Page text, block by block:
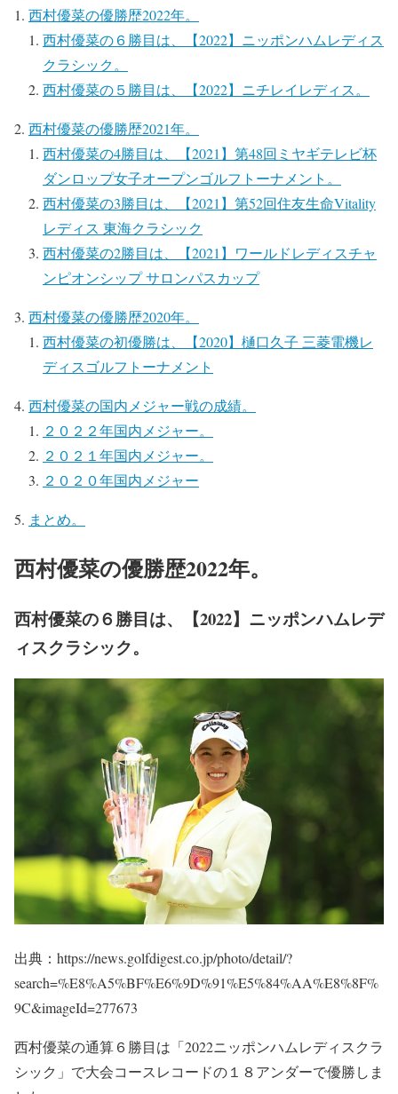
西村優菜の優勝歴2022年。
西村優菜の６勝目は、【2022】ニッポンハムレディス
クラシック。
西村優菜の５勝目は、【2022】ニチレイレディス。
西村優菜の優勝歴2021年。
西村優菜の4勝目は、【2021】第48回ミヤギテレビ杯
ダンロップ女子オープンゴルフトーナメント。
西村優菜の3勝目は、【2021】第52回住友生命Vitality
レディス 東海クラシック
西村優菜の2勝目は、【2021】ワールドレディスチャ
ンピオンシップ サロンパスカップ
西村優菜の優勝歴2020年。
西村優菜の初優勝は、【2020】樋口久子 三菱電機レ
ディスゴルフトーナメント
西村優菜の国内メジャー戦の成績。
２０２２年国内メジャー。
２０２１年国内メジャー。
２０２０年国内メジャー
まとめ。
西村優菜の優勝歴2022年。
西村優菜の６勝目は、【2022】ニッポンハムレデ
ィスクラシック。
出典：https://news.golfdigest.co.jp/photo/detail/?
search=%E8%A5%BF%E6%9D%91%E5%84%AA%E8%8F%
9C&imageId=277673
西村優菜の通算６勝目は「2022ニッポンハムレディスクラ
シック」で大会コースレコードの１８アンダーで優勝しま